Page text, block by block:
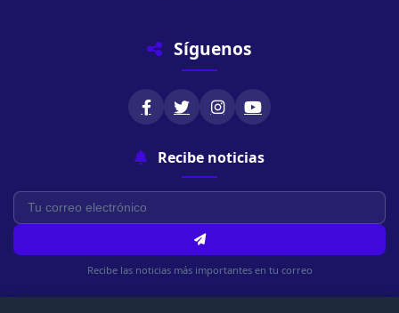
Síguenos
Recibe noticias
Recibe las noticias más importantes en tu correo